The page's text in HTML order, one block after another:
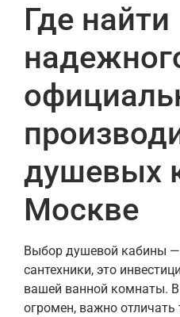
Где найти
душевых
Москве
Выбор душевой кабины —
сантехники, это
вашей ванной комнаты.
огромен, важно